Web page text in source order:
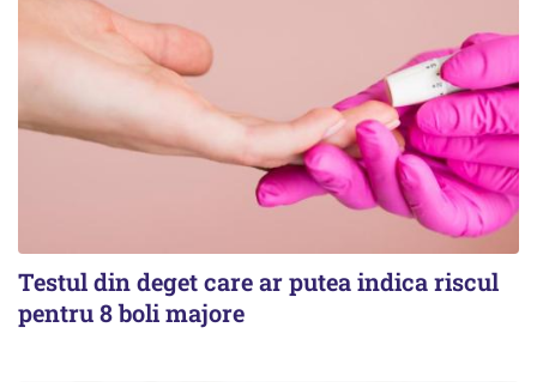
Testul din deget care ar putea indica riscul
pentru 8 boli majore